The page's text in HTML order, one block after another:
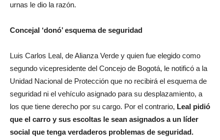
urnas le dio la razón.
Concejal ‘donó’ esquema de seguridad
Luis Carlos Leal, de Alianza Verde y quien fue elegido como
segundo vicepresidente del Concejo de Bogotá, le notificó a la
Unidad Nacional de Protección que no recibirá el esquema de
seguridad ni el vehículo asignado para su desplazamiento, a
los que tiene derecho por su cargo. Por el contrario, Leal pidió
que el carro y sus escoltas le sean asignados a un líder
social que tenga verdaderos problemas de seguridad.